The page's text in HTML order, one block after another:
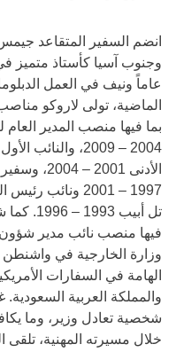
انضم السفير المتقاعد
عاماً ونيف في العمل
الماضية، تولى لاروكو
بما فيها منصب المدير العام
2004 – 2009،
الأدنى
1997 – 2001
تل أبيب
فيها منصب نائب مدير
وزارة الخارجية في
الهامة في السفارات
والمملكة العربية السعودية.
شخصية تعادل وزير، وما
خلال مسيرته المهنية، تلقى